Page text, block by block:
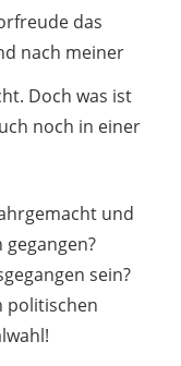
das
nach meiner
Doch was ist
noch in einer
und
sein?
politischen